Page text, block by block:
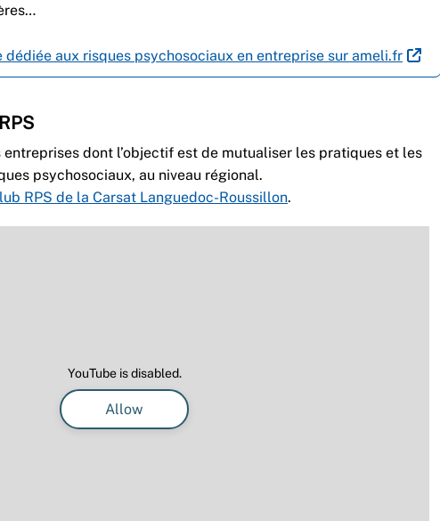
dédiée aux risques psychosociaux en entreprise sur ameli.fr
entreprises dont l’objectif est de mutualiser les pratiques et les
psychosociaux, au niveau régional.
RPS de la Carsat Languedoc-Roussillon.
YouTube is disabled.
Allow